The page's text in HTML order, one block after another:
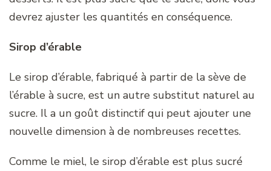
devrez ajuster les quantités en conséquence.
Sirop d’érable
Le sirop d’érable, fabriqué à partir de la sève de
l’érable à sucre, est un autre substitut naturel au
sucre. Il a un goût distinctif qui peut ajouter une
nouvelle dimension à de nombreuses recettes.
Comme le miel, le sirop d’érable est plus sucré